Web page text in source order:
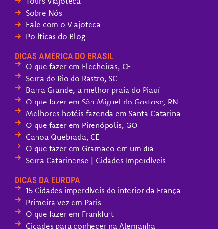
Sobre Nós
Fale com o Viajoteca
Políticas do Blog
DICAS AMÉRICA DO BRASIL
O que fazer em Flecheiras, CE
Serra do Rio do Rastro, SC
Barra Grande, a melhor praia do Piauí
O que fazer em São Miguel do Gostoso, RN
Melhores hotéis fazenda em Santa Catarina
O que fazer em Pirenópolis, GO
Canoa Quebrada, CE
O que fazer em Gramado em um dia
Serra Catarinense | Cidades Imperdíveis
DICAS DA EUROPA
15 Cidades imperdíveis do interior da França
Primeira vez em Paris
O que fazer em Frankfurt
Cidades para conhecer na Alemanha